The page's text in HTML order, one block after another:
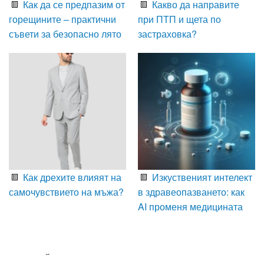
Как да се предпазим от
горещините – практични
съвети за безопасно лято
Какво да направите
при ПТП и щета по
застраховка?
Как дрехите влияят на
самочувствието на мъжа?
Изкуственият интелект
в здравеопазването: как
AI променя медицината